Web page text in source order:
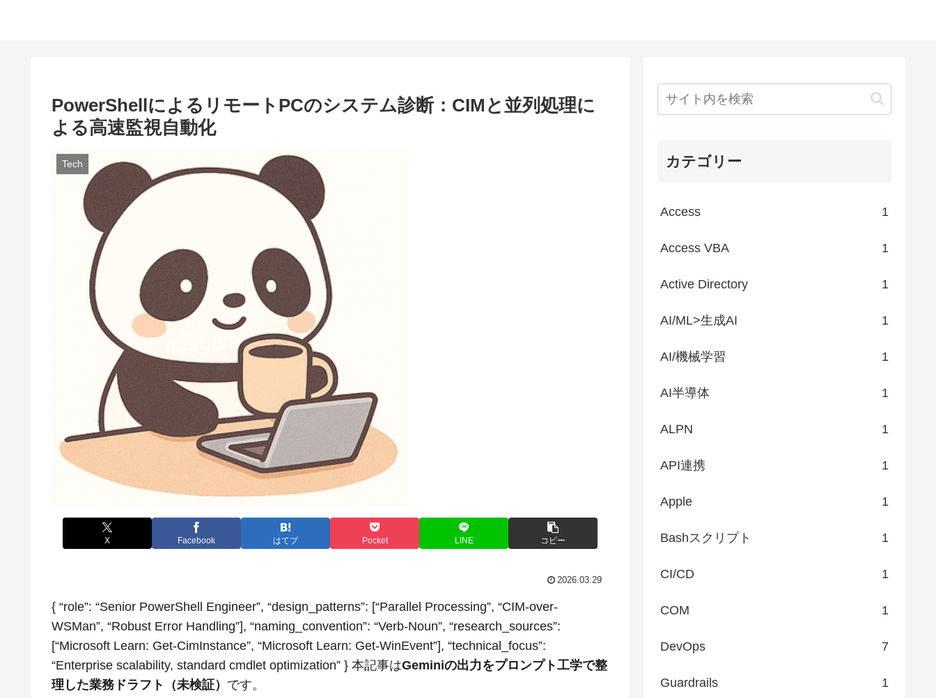
PowerShellによるリモートPCのシステム診断：CIMと並列処理に
よる高速監視自動化
Tech
X Facebook はてブ Pocket LINE コピー
2026.03.29
{ “role”: “Senior PowerShell Engineer”, “design_patterns”: [“Parallel Processing”, “CIM-over-
WSMan”, “Robust Error Handling”], “naming_convention”: “Verb-Noun”, “research_sources”:
[“Microsoft Learn: Get-CimInstance”, “Microsoft Learn: Get-WinEvent”], “technical_focus”:
“Enterprise scalability, standard cmdlet optimization” } 本記事はGeminiの出力をプロンプト工学で整
理した業務ドラフト（未検証） です。
カテゴリー
Access 1
Access VBA 1
Active Directory 1
AI/ML>生成AI 1
AI/機械学習 1
AI半導体 1
ALPN 1
API連携 1
Apple 1
Bashスクリプト 1
CI/CD 1
COM 1
DevOps 7
Guardrails 1